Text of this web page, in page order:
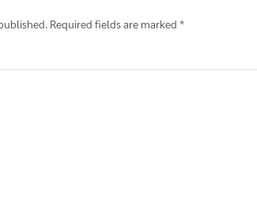
Required fields are marked *